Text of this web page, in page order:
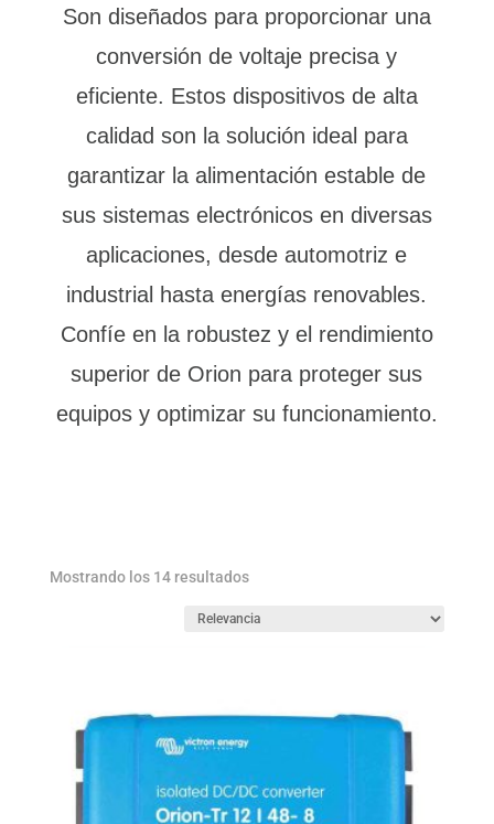
Son diseñados para proporcionar una
conversión de voltaje precisa y
eficiente. Estos dispositivos de alta
calidad son la solución ideal para
garantizar la alimentación estable de
sus sistemas electrónicos en diversas
aplicaciones, desde automotriz e
industrial hasta energías renovables.
Confíe en la robustez y el rendimiento
superior de Orion para proteger sus
equipos y optimizar su funcionamiento.
Mostrando los 14 resultadosOrdenado
los